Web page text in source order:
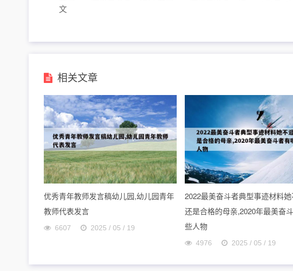
文
相关文章
优秀青年教师发言稿幼儿园,幼儿园青年
教师代表发言
6607 2025 / 05 / 19
2022最美奋斗者典型事迹材料
还是合格的母亲,2020年最美奋
些人物
4976 2025 / 05 / 19